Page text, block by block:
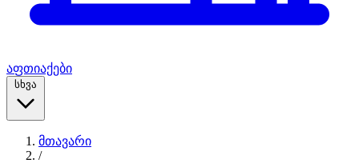
აფთიაქები
სხვა
მთავარი
/